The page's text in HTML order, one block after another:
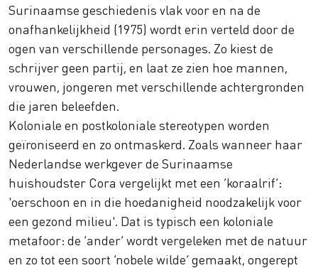
Surinaamse geschiedenis vlak voor en na de
onafhankelijkheid (1975) wordt erin verteld door de
ogen van verschillende personages. Zo kiest de
schrijver geen partij, en laat ze zien hoe mannen,
vrouwen, jongeren met verschillende achtergronden
die jaren beleefden.
Koloniale en postkoloniale stereotypen worden
geïroniseerd en zo ontmaskerd. Zoals wanneer haar
Nederlandse werkgever de Surinaamse
huishoudster Cora vergelijkt met een ‘koraalrif’:
'oerschoon en in die hoedanigheid noodzakelijk voor
een gezond milieu'. Dat is typisch een koloniale
metafoor: de ‘ander’ wordt vergeleken met de natuur
en zo tot een soort ‘nobele wilde’ gemaakt, ongerept